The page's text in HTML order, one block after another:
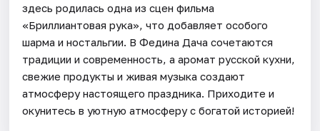
здесь родилась одна из сцен фильма
«Бриллиантовая рука», что добавляет особого
шарма и ностальгии. В Федина Дача сочетаются
традиции и современность, а аромат русской кухни,
свежие продукты и живая музыка создают
атмосферу настоящего праздника. Приходите и
окунитесь в уютную атмосферу с богатой историей!